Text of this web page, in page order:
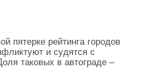
пятерке рейтинга городов
и судятся с
таковых в автограде –